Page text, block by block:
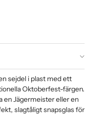
sejdel i plast med ett
Oktoberfest-färgen.
en Jägermeister eller en
slagtåligt snapsglas för